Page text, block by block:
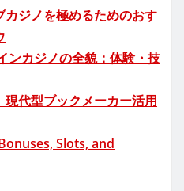
ジノを極めるためのおす
ンカジノの全貌：体験・技
代型ブックメーカー活用
Slots, and